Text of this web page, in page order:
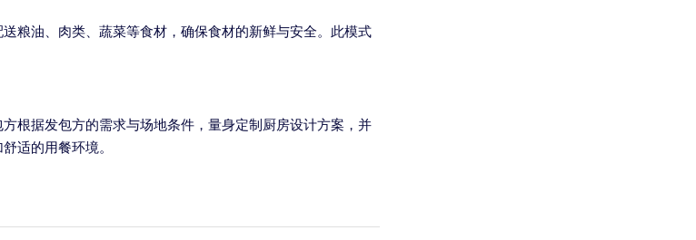
粮油、肉类、蔬菜等食材，确保食材的新鲜与安全。此模式
根据发包方的需求与场地条件，量身定制厨房设计方案，并
适的用餐环境。